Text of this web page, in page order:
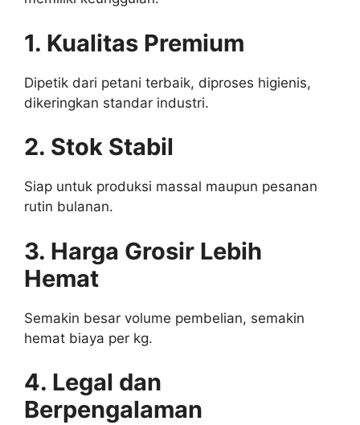
1. Kualitas Premium
Dipetik dari petani terbaik, diproses higienis,
dikeringkan standar industri.
2. Stok Stabil
Siap untuk produksi massal maupun pesanan
rutin bulanan.
3. Harga Grosir Lebih
Hemat
Semakin besar volume pembelian, semakin
hemat biaya per kg.
4. Legal dan
Berpengalaman